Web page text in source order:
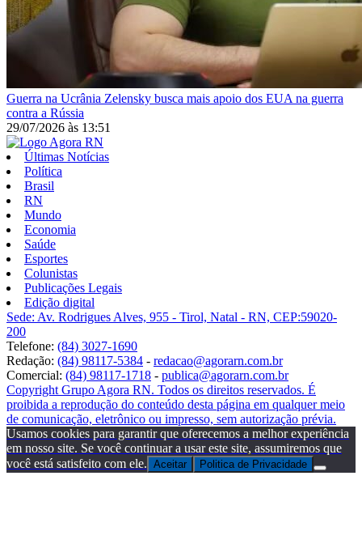
Guerra na Ucrânia Zelensky busca mais apoio dos EUA na guerra
contra a Rússia
29/07/2026 às 13:51
Últimas Notícias
Política
Brasil
RN
Mundo
Economia
Saúde
Esportes
Colunistas
Publicações Legais
Edição digital
Sede: Av. Rodrigues Alves, 955 - Tirol, Natal - RN, CEP:59020-
200
Telefone: (84) 3027-1690
Redação: (84) 98117-5384 - redacao@agorarn.com.br
Comercial: (84) 98117-1718 - publica@agorarn.com.br
Copyright Grupo Agora RN. Todos os direitos reservados. É
proibida a reprodução do conteúdo desta página em qualquer meio
de comunicação, eletrônico ou impresso, sem autorização prévia.
Usamos cookies para garantir que oferecemos a melhor experiência
em nosso site. Se você continuar a usar este site, assumiremos que
você está satisfeito com ele. Aceitar Politica de Privacidade